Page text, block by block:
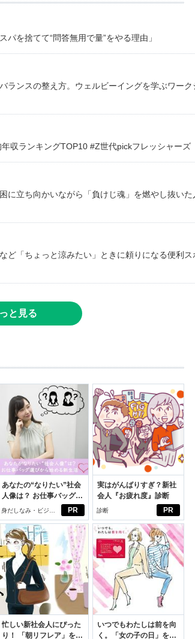
を捨てて“問答無用で量”をやる理由」
ランスの整え方。ウェルビーイングを学ぶワーク
収ランキングTOP10 #Z世代pickフレッシャーズ
に立ち向かいながら「負けじ魂」を燃やし抜いた
ど「ちょっと涼みたい」ときに頼りになる便利ス
と見る
PR
あなたの“なりたい”社会
人像は？ お仕事バッグ選
びから始める新生活
身だしなみ・ビジネ
スアイテム
PR
実はがんばりすぎ？新社
会人『お疲れ度』診断
診断
忙しい新社会人にぴった
り！ 「朝リフレア」をは
いつでもわたしは前を向
く。「女の子の日」を前